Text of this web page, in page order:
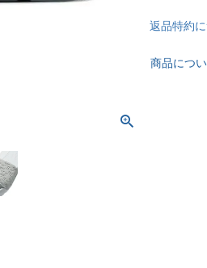
返品特約
商品につ